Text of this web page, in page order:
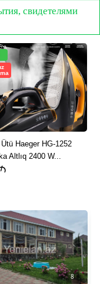
свидетелями